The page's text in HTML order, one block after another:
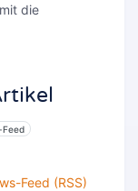
die
Feed
Feed (RSS)